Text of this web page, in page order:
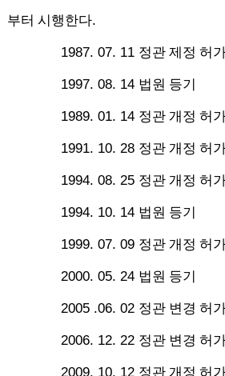
부터 시행한다.
1987. 07. 11 정관 제정 허
1997. 08. 14 법원 등기
1989. 01. 14 정관 개정 허
1991. 10. 28 정관 개정 허
1994. 08. 25 정관 개정 허
1994. 10. 14 법원 등기
1999. 07. 09 정관 개정 허
2000. 05. 24 법원 등기
2005 .06. 02 정관 변경 허
2006. 12. 22 정관 변경 허
2009. 10. 12 정관 개정 허